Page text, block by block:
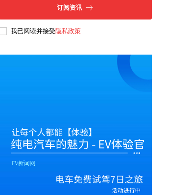
订阅资讯
我已阅读并接受隐私政策